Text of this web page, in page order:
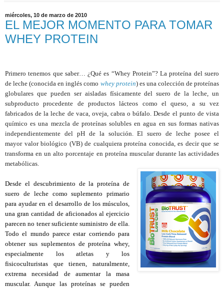
miércoles, 10 de marzo de 2010
EL MEJOR MOMENTO PARA TOMAR
WHEY PROTEIN
Primero tenemos que saber… ¿Qué es “Whey Protein”? La proteína del suero
de leche (conocida en inglés como whey protein) es una colección de proteínas
globulares que pueden ser aisladas físicamente del suero de la leche, un
subproducto procedente de productos lácteos como el queso, a su vez
fabricados de la leche de vaca, oveja, cabra o búfalo. Desde el punto de vista
químico es una mezcla de proteínas solubles en agua en sus formas nativas
independientemente del pH de la solución. El suero de leche posee el
mayor valor biológico (VB) de cualquiera proteína conocida, es decir que se
transforma en un alto porcentaje en proteína muscular durante las actividades
metabólicas.
Desde el descubrimiento de la proteína de
suero de leche como suplemento primario
para ayudar en el desarrollo de los músculos,
una gran cantidad de aficionados al ejercicio
parecen no tener suficiente suministro de ella.
Todo el mundo parece estar corriendo para
obtener sus suplementos de proteína whey,
especialmente los atletas y los
fisicoculturistas que tienen, naturalmente,
extrema necesidad de aumentar la masa
muscular. Aunque las proteínas se pueden